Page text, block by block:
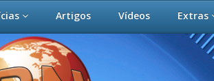
Artigos Vídeos Extras